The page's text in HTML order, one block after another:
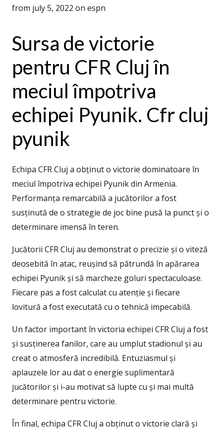
from july 5, 2022 on espn
Sursa de victorie
pentru CFR Cluj în
meciul împotriva
echipei Pyunik. Cfr cluj
pyunik
Echipa CFR Cluj a obținut o victorie dominatoare în
meciul împotriva echipei Pyunik din Armenia.
Performanța remarcabilă a jucătorilor a fost
susținută de o strategie de joc bine pusă la punct și o
determinare imensă în teren.
Jucătorii CFR Cluj au demonstrat o precizie și o viteză
deosebită în atac, reușind să pătrundă în apărarea
echipei Pyunik și să marcheze goluri spectaculoase.
Fiecare pas a fost calculat cu atenție și fiecare
lovitură a fost executată cu o tehnică impecabilă.
Un factor important în victoria echipei CFR Cluj a fost
și susținerea fanilor, care au umplut stadionul și au
creat o atmosferă incredibilă. Entuziasmul și
aplauzele lor au dat o energie suplimentară
jucătorilor și i-au motivat să lupte cu și mai multă
determinare pentru victorie.
În final, echipa CFR Cluj a obținut o victorie clară și